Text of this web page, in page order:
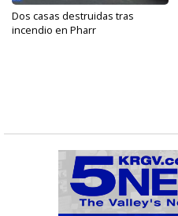
Dos casas destruidas tras
incendio en Pharr